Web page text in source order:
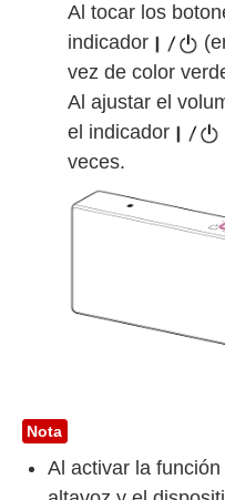
Al tocar los
indicador
vez de color
Al ajustar el
el indicador
veces.
Nota
Al activar la